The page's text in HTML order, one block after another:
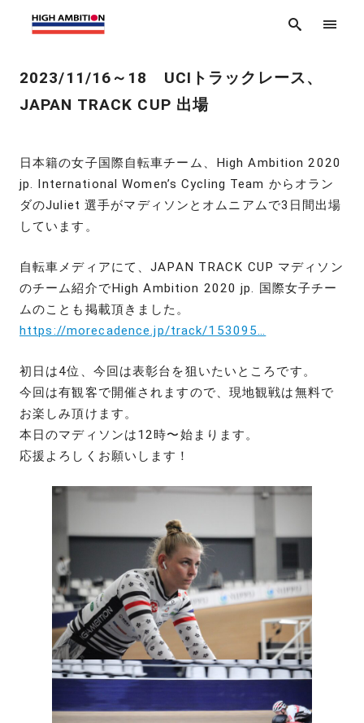
2023/11/16～18 UCIトラックレース、
JAPAN TRACK CUP 出場
日本籍の女子国際自転車チーム、High Ambition 2020
jp. International Women’s Cycling Team からオラン
ダのJuliet 選手がマディソンとオムニアムで3日間出場
しています。
自転車メディアにて、JAPAN TRACK CUP マディソン
のチーム紹介でHigh Ambition 2020 jp. 国際女子チー
ムのことも掲載頂きました。
https://morecadence.jp/track/153095…
初日は4位、今回は表彰台を狙いたいところです。
今回は有観客で開催されますので、現地観戦は無料で
お楽しみ頂けます。
本日のマディソンは12時〜始まります。
応援よろしくお願いします！